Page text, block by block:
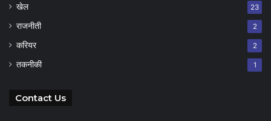
खेल 23
राजनीती 2
करियर 2
तकनीकी 1
Contact Us